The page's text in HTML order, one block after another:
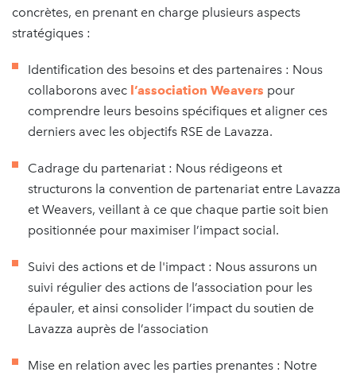
concrètes, en prenant en charge plusieurs aspects
stratégiques :
Identification des besoins et des partenaires : Nous
collaborons avec l’association Weavers pour
comprendre leurs besoins spécifiques et aligner ces
derniers avec les objectifs RSE de Lavazza.
Cadrage du partenariat : Nous rédigeons et
structurons la convention de partenariat entre Lavazza
et Weavers, veillant à ce que chaque partie soit bien
positionnée pour maximiser l’impact social.
Suivi des actions et de l'impact : Nous assurons un
suivi régulier des actions de l’association pour les
épauler, et ainsi consolider l’impact du soutien de
Lavazza auprès de l’association
Mise en relation avec les parties prenantes : Notre